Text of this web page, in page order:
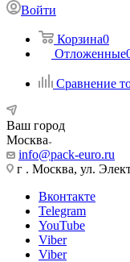
Войти
Корзина0
Отложенные
Сравнение
Ваш город
Москва
info@pack-euro.ru
г . Москва, ул.
Вконтакте
Telegram
YouTube
Viber
Viber